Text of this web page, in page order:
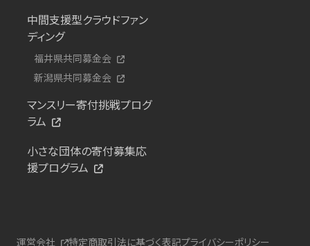
中間支援型クラウドファン
ディング
福井県共同募金会
新潟県共同募金会
マンスリー寄付挑戦プログ
ラム
小さな団体の寄付募集応
援プログラム
運営会社 特定商取引法に基づく表記プライバシーポリシー